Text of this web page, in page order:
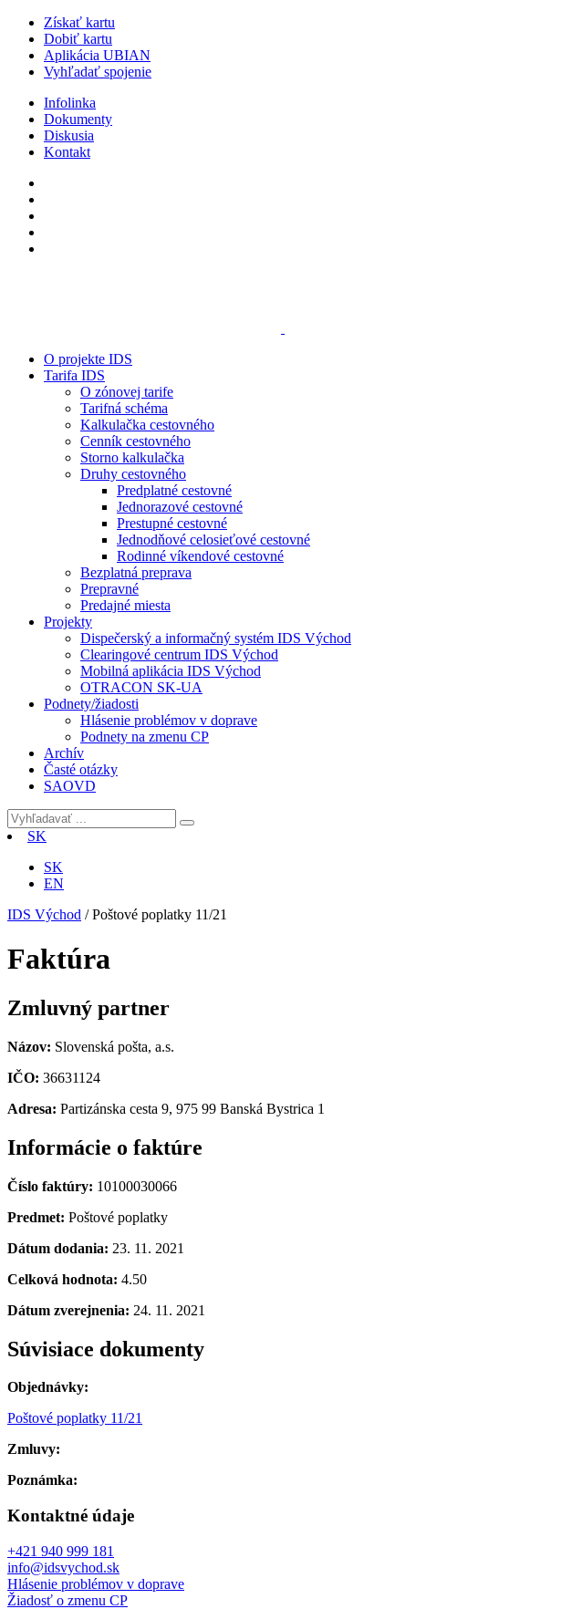
Získať kartu
Dobiť kartu
Aplikácia UBIAN
Vyhľadať spojenie
Infolinka
Dokumenty
Diskusia
Kontakt
O projekte IDS
Tarifa IDS
O zónovej tarife
Tarifná schéma
Kalkulačka cestovného
Cenník cestovného
Storno kalkulačka
Druhy cestovného
Predplatné cestovné
Jednorazové cestovné
Prestupné cestovné
Jednodňové celosieťové cestovné
Rodinné víkendové cestovné
Bezplatná preprava
Prepravné
Predajné miesta
Projekty
Dispečerský a informačný systém IDS Východ
Clearingové centrum IDS Východ
Mobilná aplikácia IDS Východ
OTRACON SK-UA
Podnety/žiadosti
Hlásenie problémov v doprave
Podnety na zmenu CP
Archív
Časté otázky
SAOVD
SK
SK
EN
IDS Východ /Poštové poplatky 11/21
Faktúra
Zmluvný partner
Názov: Slovenská pošta, a.s.
IČO: 36631124
Adresa: Partizánska cesta 9, 975 99 Banská Bystrica 1
Informácie o faktúre
Číslo faktúry: 10100030066
Predmet: Poštové poplatky
Dátum dodania: 23. 11. 2021
Celková hodnota: 4.50
Dátum zverejnenia: 24. 11. 2021
Súvisiace dokumenty
Objednávky:
Poštové poplatky 11/21
Zmluvy:
Poznámka:
Kontaktné údaje
+421 940 999 181
info@idsvychod.sk
Hlásenie problémov v doprave
Žiadosť o zmenu CP